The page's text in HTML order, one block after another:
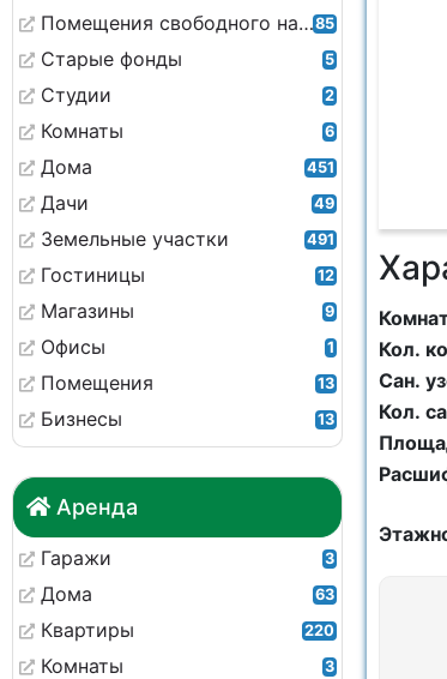
Помещения свободного назначения85
Старые фонды 5
Студии 2
Комнаты 6
Дома 451
Дачи 49
Земельные участки 491
Гостиницы 12
Магазины 9
Офисы 1
Помещения 13
Бизнесы 13
Аренда
Гаражи 3
Дома 63
Квартиры 220
Комнаты 3
Кол.
Сан.
Кол.